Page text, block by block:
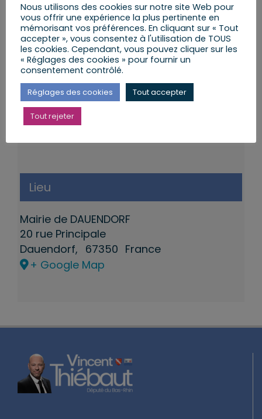
Lieu
Mairie de DAUENDORF
20 rue Principale
Dauendorf, 67350 France
+ Google Map
Nous utilisons des cookies sur notre site Web pour
vous offrir une expérience la plus pertinente en
mémorisant vos préférences. En cliquant sur « Tout
accepter », vous consentez à l'utilisation de TOUS
les cookies. Cependant, vous pouvez cliquer sur les
« Réglages des cookies » pour fournir un
consentement contrôlé.
Réglages des cookies Tout accepter
Tout rejeter